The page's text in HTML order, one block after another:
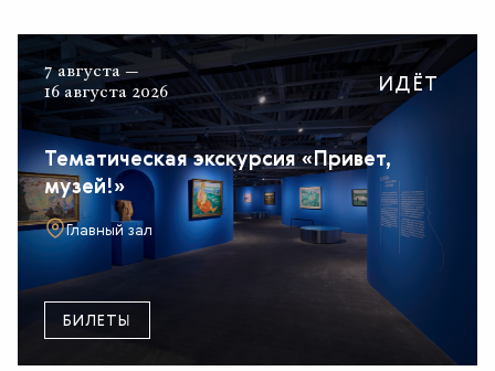
7 августа —
16 августа 2026
Тематическая экскурсия «Привет,
музей!»
Главный зал
ИДЁТ
БИЛЕТЫ